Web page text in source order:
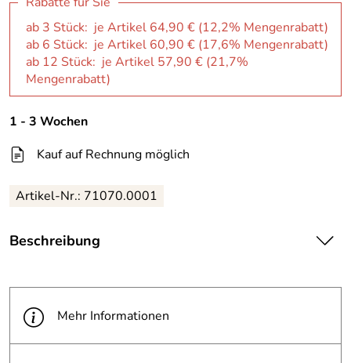
ab 3 Stück: je Artikel 64,90 € (12,2% Mengenrabatt)
ab 6 Stück: je Artikel 60,90 € (17,6% Mengenrabatt)
ab 12 Stück: je Artikel 57,90 € (21,7%
Mengenrabatt)
1 - 3 Wochen
Kauf auf Rechnung möglich
Artikel-Nr.: 71070.0001
Beschreibung
und einem Tragegriff. Der Hartgeldeinsatz gleitet beim
Öffnen des Koffers automatisch nach hinten. Der
Fächereinsatz für Geldscheine ist mit Niederhaltebügeln
aus Metall ausgerüstet. Hinter den Scheinfächern befindet
Mehr Informationen